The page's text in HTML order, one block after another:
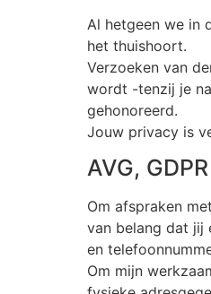
Al hetgeen we in
het thuishoort.
Verzoeken van
wordt -tenzij je
gehonoreerd.
Jouw privacy is
AVG,
Om afspraken
van belang dat jij
en
Om mijn